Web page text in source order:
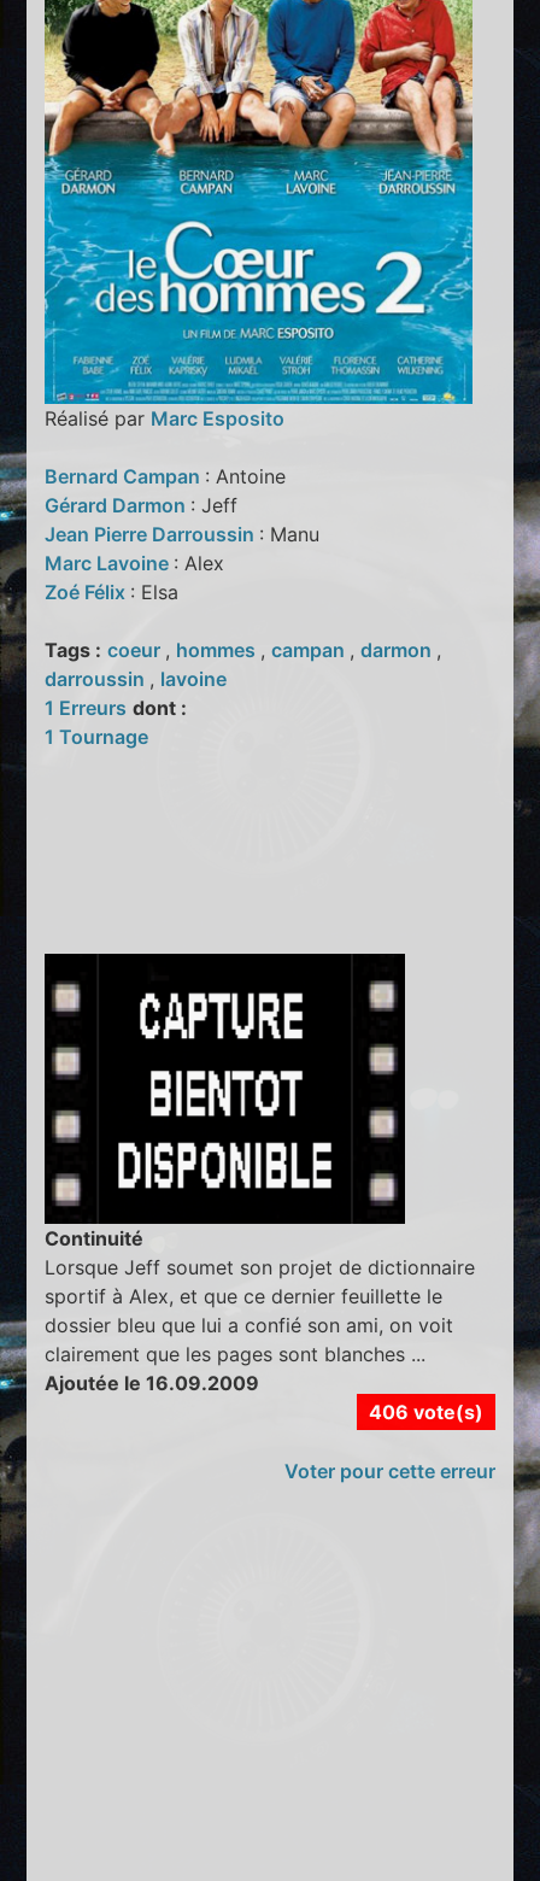
Réalisé par Marc Esposito
Bernard Campan : Antoine
Gérard Darmon : Jeff
Jean Pierre Darroussin : Manu
Marc Lavoine : Alex
Zoé Félix : Elsa
Tags : coeur , hommes ,campan ,darmon ,
darroussin , lavoine
1 Erreurs dont :
1 Tournage
Continuité
Lorsque Jeff soumet son projet de dictionnaire
sportif à Alex, et que ce dernier feuillette le
dossier bleu que lui a confié son ami, on voit
clairement que les pages sont blanches ...
Ajoutée le 16.09.2009
406 vote(s)
Voter pour cette erreur